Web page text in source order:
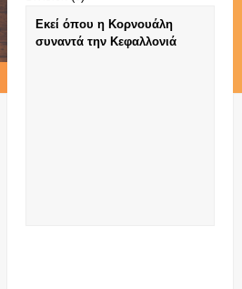
Εκεί όπου η Κορνουάλη
συναντά την Κεφαλλονιά